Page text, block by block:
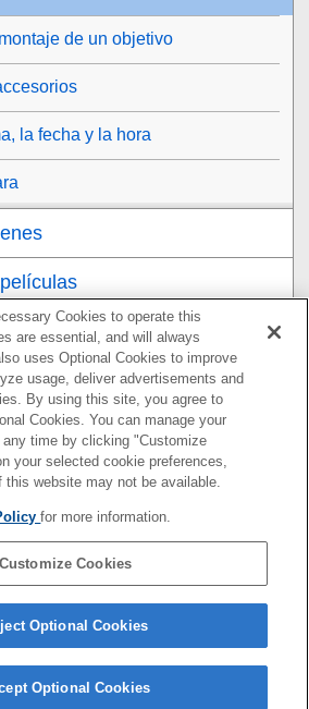
de un objetivo
la fecha y la hora
de la cámara
funciones de red
ordenador
de MENU
Este producto
Cookies to operate this
are essential, and will always
uses Optional Cookies to improve
usage, deliver advertisements and
By using this site, you agree to
Cookies. You can manage your
time by clicking "Customize
your selected cookie preferences,
website may not be available.
for more information.
Customize Cookies
Optional Cookies
Optional Cookies